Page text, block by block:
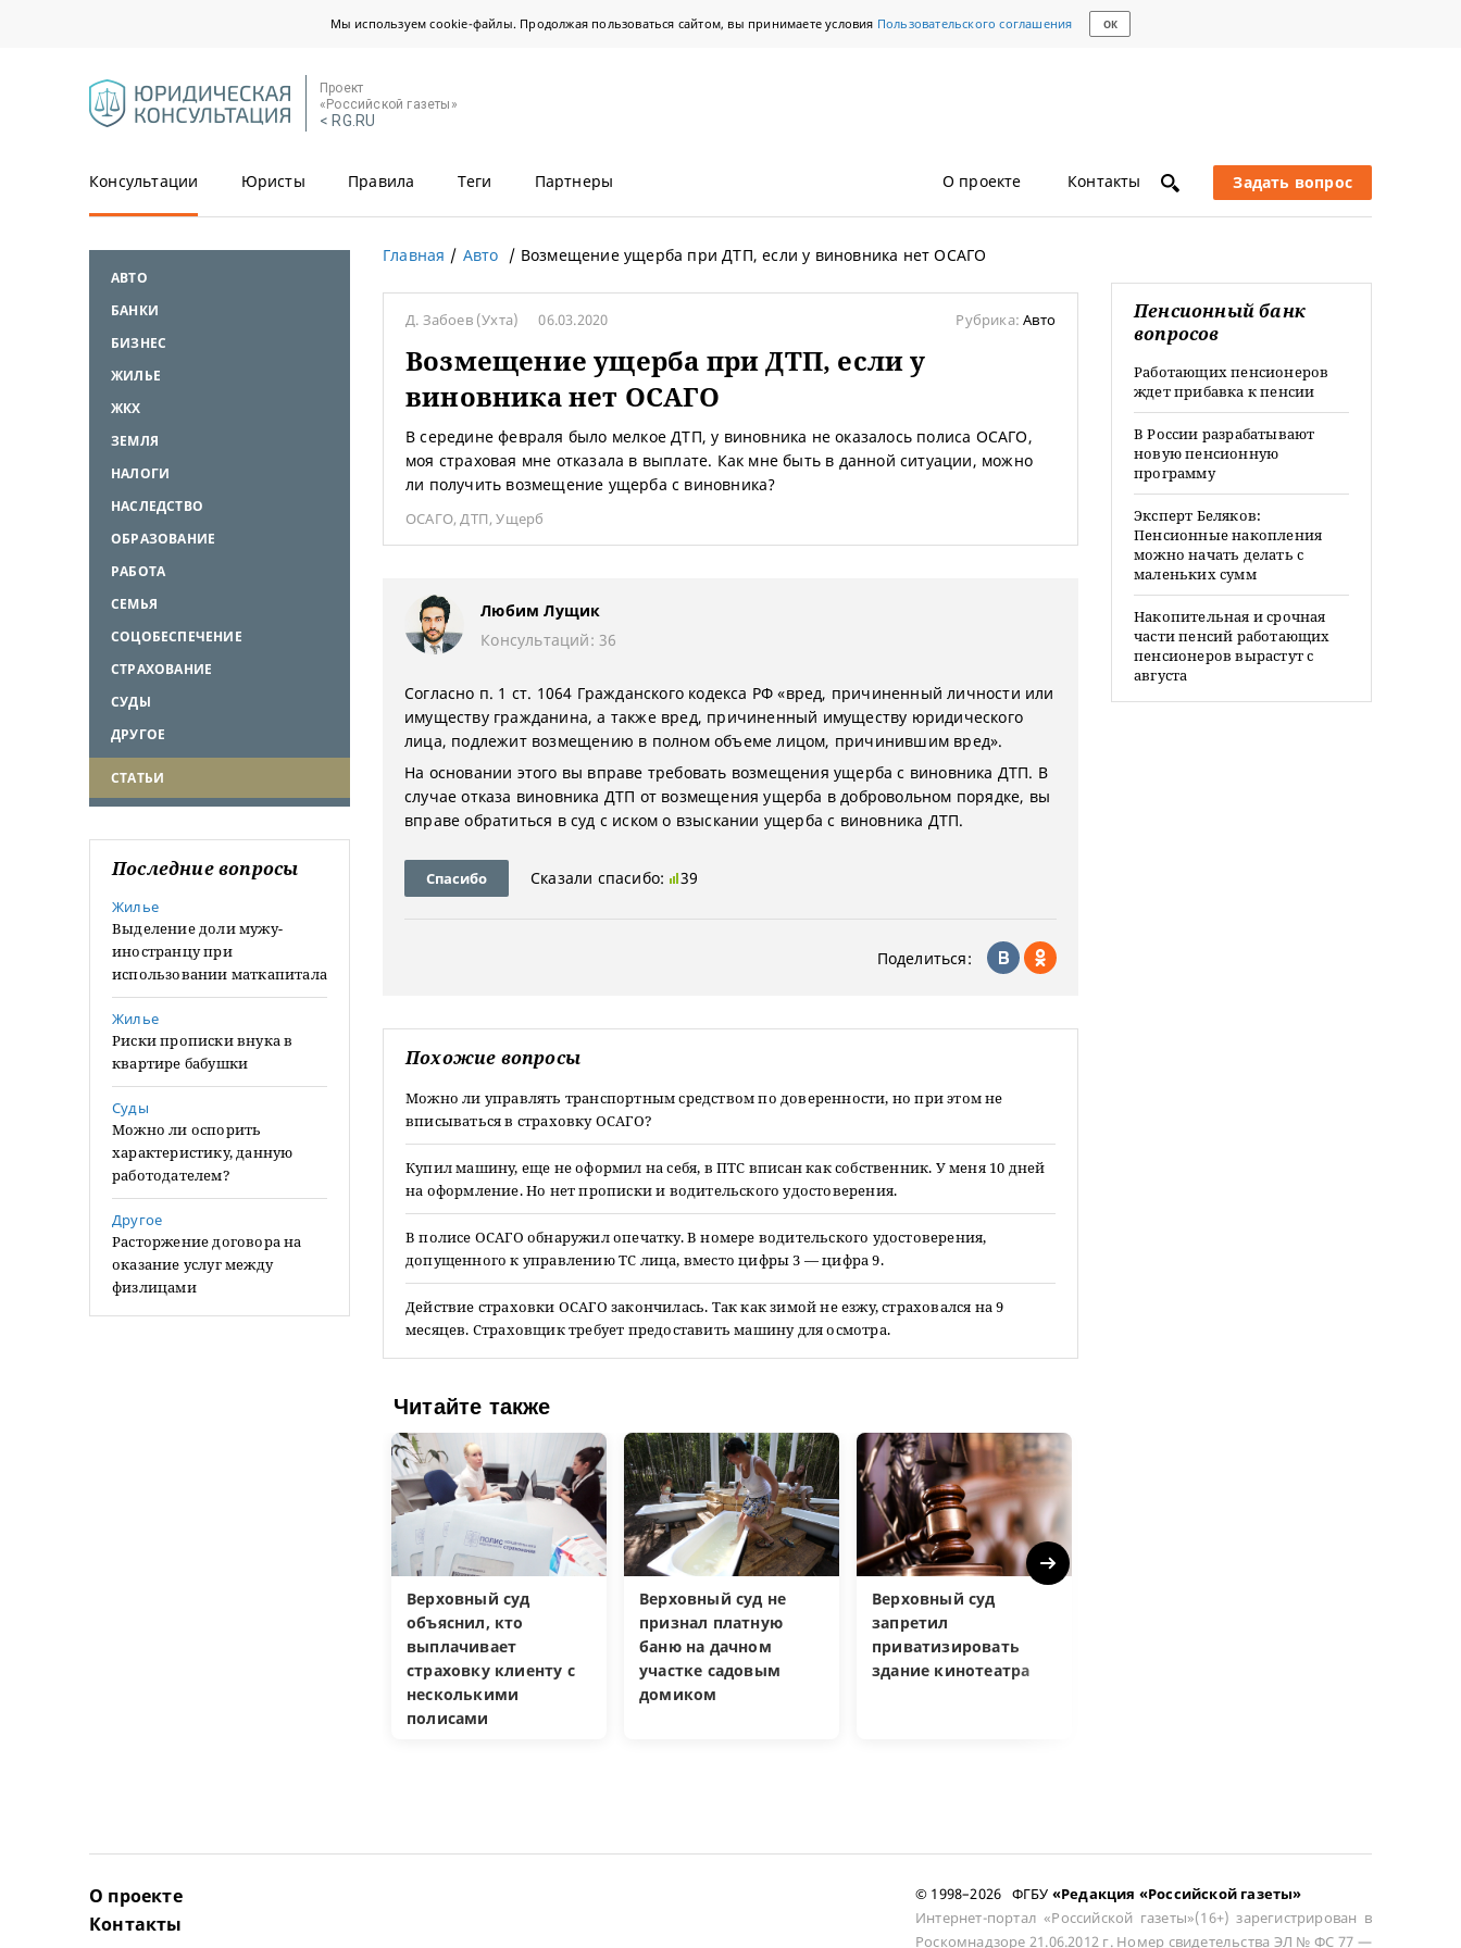
Мы используем cookie-файлы. Продолжая пользоваться сайтом, вы принимаете условия Пользовательского соглашения ОК
Проект
«Российской газеты»
< RG.RU
Консультации Юристы Правила Теги Партнеры О проекте Контакты Задать вопрос
АВТО
БАНКИ
БИЗНЕС
ЖИЛЬЕ
ЖКХ
ЗЕМЛЯ
НАЛОГИ
НАСЛЕДСТВО
ОБРАЗОВАНИЕ
РАБОТА
СЕМЬЯ
СОЦОБЕСПЕЧЕНИЕ
СТРАХОВАНИЕ
СУДЫ
ДРУГОЕ
СТАТЬИ
Последние вопросы
Жилье
Выделение доли мужу-
иностранцу при
использовании маткапитала
Жилье
Риски прописки внука в
квартире бабушки
Суды
Можно ли оспорить
характеристику, данную
работодателем?
Другое
Расторжение договора на
оказание услуг между
физлицами
Главная Авто Возмещение ущерба при ДТП, если у виновника нет ОСАГО
Д. Забоев (Ухта) 06.03.2020 Рубрика:Авто
Возмещение ущерба при ДТП, если у
виновника нет ОСАГО
В середине февраля было мелкое ДТП, у виновника не оказалось полиса ОСАГО,
моя страховая мне отказала в выплате. Как мне быть в данной ситуации, можно
ли получить возмещение ущерба с виновника?
ОСАГО,ДТП,Ущерб
Любим Лущик
Консультаций: 36
Согласно п. 1 ст. 1064 Гражданского кодекса РФ «вред, причиненный личности или
имуществу гражданина, а также вред, причиненный имуществу юридического
лица, подлежит возмещению в полном объеме лицом, причинившим вред».
На основании этого вы вправе требовать возмещения ущерба с виновника ДТП. В
случае отказа виновника ДТП от возмещения ущерба в добровольном порядке, вы
вправе обратиться в суд с иском о взыскании ущерба с виновника ДТП.
Спасибо Сказали спасибо: 39
Поделиться:
Похожие вопросы
Можно ли управлять транспортным средством по доверенности, но при этом не
вписываться в страховку ОСАГО?
Купил машину, еще не оформил на себя, в ПТС вписан как собственник. У меня 10 дней
на оформление. Но нет прописки и водительского удостоверения.
В полисе ОСАГО обнаружил опечатку. В номере водительского удостоверения,
допущенного к управлению ТС лица, вместо цифры 3 — цифра 9.
Действие страховки ОСАГО закончилась. Так как зимой не езжу, страховался на 9
месяцев. Страховщик требует предоставить машину для осмотра.
Читайте также
Верховный суд
объяснил, кто
выплачивает
страховку клиенту с
несколькими
полисами
Верховный суд не
признал платную
баню на дачном
участке садовым
домиком
Верховный суд
запретил
приватизировать
здание кинотеатра
Next
Пенсионный банк
вопросов
Работающих пенсионеров
ждет прибавка к пенсии
В России разрабатывают
новую пенсионную
программу
Эксперт Беляков:
Пенсионные накопления
можно начать делать с
маленьких сумм
Накопительная и срочная
части пенсий работающих
пенсионеров вырастут с
августа
О проекте
Контакты
© 1998–2026 ФГБУ «Редакция «Российской газеты»
Интернет-портал «Российской газеты»(16+) зарегистрирован в
Роскомнадзоре 21.06.2012 г. Номер свидетельства ЭЛ № ФС 77 —